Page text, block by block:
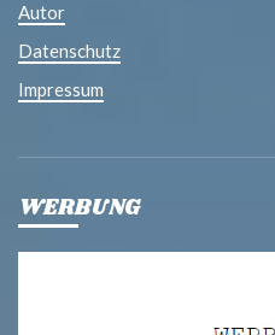
Autor
Datenschutz
Impressum
WERBUNG